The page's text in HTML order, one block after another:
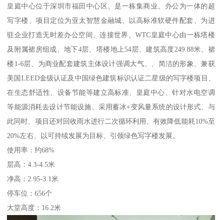
皇庭中心位于深圳市福田中心区、是一栋集商业、办公为一体的超
写字楼、项目定位为亚太智慧金融城、以高标准软硬件配套、为进
驻企业打造无时差办公空间、连接世界、WTC皇庭中心由一栋塔楼
及附属裙房组成、地下4层、塔楼地上54层、建筑高度249.88米、裙
楼1-6层、为商业配套建筑主体设计强调大气、、简洁的形象、兼获
美国LEED金级认证及中国绿色建筑标识认证二星级的写字楼项目、
在生态舒适性、设备节能等建立高标准、皇庭中心、针对水电空调
等能源消耗去设计节能设施、采用蓄冰+变风量系统的设计形式、与
此同时、项目还对回收雨水进行二次循环利用、有效降低能耗10%至
20%左右、以可持续发展为目标、引领绿色写字楼发展。
使用率：约68%
层高：4.3-4.5米
净高：2.95-3.1米
停车位：656个
大堂高度：16.2米